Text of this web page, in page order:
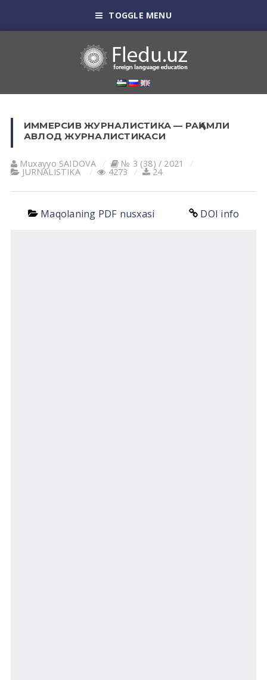
TOGGLE MENU
ИММЕРСИВ ЖУРНАЛИСТИКА — РАҚАМЛИ
АВЛОД ЖУРНАЛИСТИКАСИ
Muxayyo SАIDOVА № 3 (38) / 2021
JURNALISTIKA 4273 24
Maqolaning PDF nusxasi DOI info